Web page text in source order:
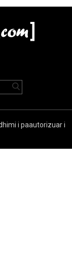
i paautorizuar i